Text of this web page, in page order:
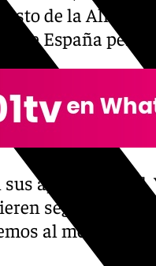
de la
que España
aportaciones].
seguir
al menos un